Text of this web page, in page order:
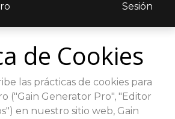
Sesión
de Cookies
las prácticas de cookies para
("Gain Generator Pro", "Editor
en nuestro sitio web, Gain